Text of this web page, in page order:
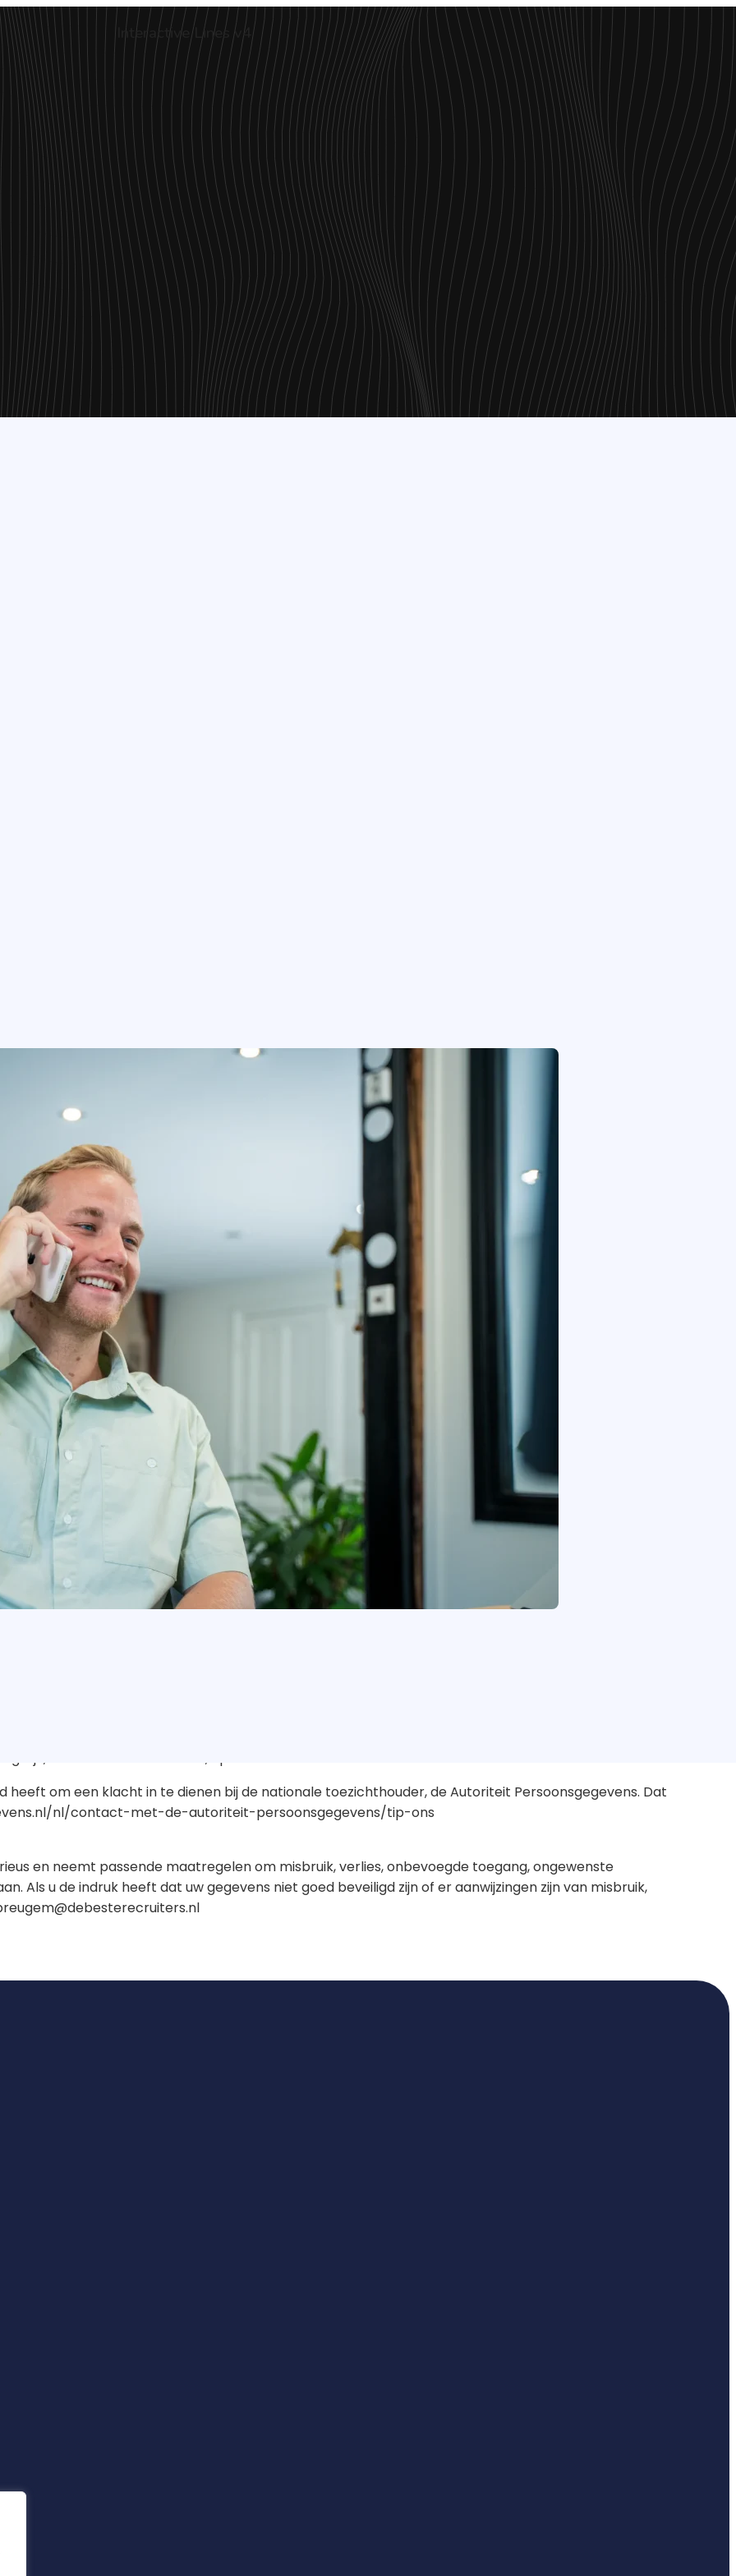
Interactive Lines v4
is verantwoordelijk voor de verwerking van persoonsgegevens zoals weergegeven in
van DBR Groep Hij/zij is te bereiken via dbreugem@dbrgroep.nl
maakt van onze diensten en/of omdat u deze zelf aan ons verstrekt.
die wij verwerken:
door een profiel op deze website aan te maken, in correspondentie en telefonisch
verzamelen over websitebezoekers die jonger zijn dan 16 jaar. Tenzij ze toestemming hebben van
bezoeker ouder dan 16 is. Wij raden ouders dan ook aan betrokken te zijn bij de online activiteiten van
verzameld worden zonder ouderlijke toestemming. Als u er van overtuigd bent dat wij zonder
over een minderjarige, neem dan contact met ons op via dbreugem@debesterecruiters.nl, dan
verwerken
doelen:
onze dienstverlening uit te kunnen voeren
daarmee de website te verbeteren en het aanbod van producten en diensten af te stemmen op uw
strikt nodig is om de doelen te realiseren waarvoor uw gegevens worden verzameld. Wij hanteren de
van persoonsgegevens:
nodig is voor de uitvoering van onze overeenkomst met u of om te voldoen aan een wettelijke
En analytische cookies die geen inbreuk maken op uw privacy. Een cookie is een klein
opgeslagen op uw computer, tablet of smartphone. De cookies die wij gebruiken zijn
uw gebruiksgemak. Ze zorgen ervoor dat de website naar behoren werkt en onthouden bijvoorbeeld
optimaliseren. U kunt zich afmelden voor cookies door uw internetbrowser zo in te stellen dat
informatie die eerder is opgeslagen via de instellingen van uw browser verwijderen.
of te verwijderen. Daarnaast heeft u het recht om uw eventuele toestemming voor de
de verwerking van uw persoonsgegevens door DBR Groep en heeft u het recht op
verzoek kunt indienen om de persoonsgegevens die wij van u beschikken in een computerbestand
van uw persoonsgegevens of verzoek tot intrekking van uw toestemming of
naar dbreugem@debesterecruiters.nl.
gedaan, vragen wij u een kopie van uw identiteitsbewijs met het verzoek mee te sturen. Maak in deze
met nummers onderaan het paspoort), paspoortnummer en Burgerservicenummer (BSN) zwart. Dit
maar binnen vier weken, op uw verzoek.
heeft om een klacht in te dienen bij de nationale toezichthouder, de Autoriteit Persoonsgegevens. Dat
nl/contact-met-de-autoriteit-persoonsgegevens/tip-ons
en neemt passende maatregelen om misbruik, verlies, onbevoegde toegang, ongewenste
Als u de indruk heeft dat uw gegevens niet goed beveiligd zijn of er aanwijzingen zijn van misbruik,